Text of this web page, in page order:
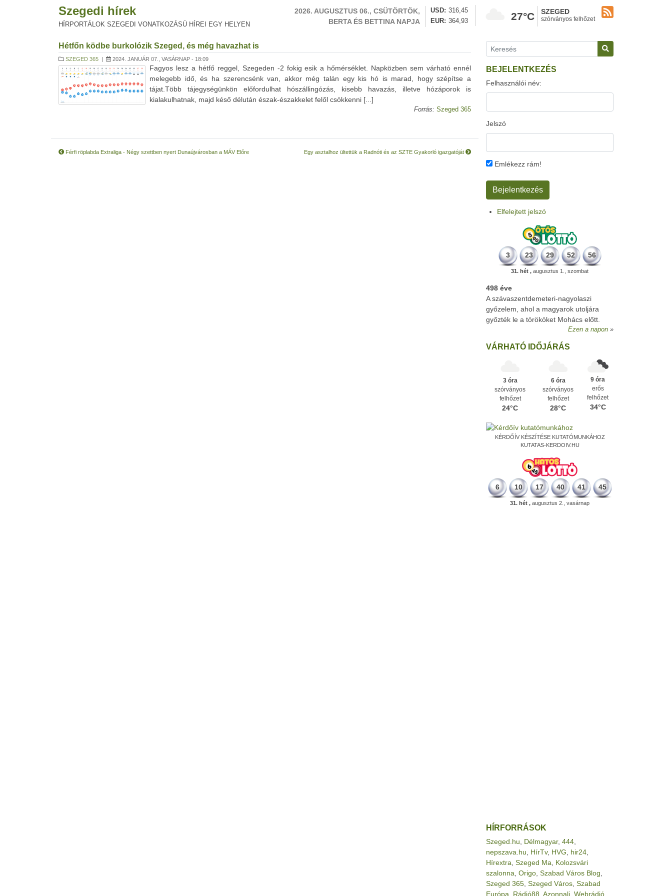
Szegedi hírek
HÍRPORTÁLOK SZEGEDI VONATKOZÁSÚ HÍREI EGY HELYEN
2026. AUGUSZTUS 06., CSÜTÖRTÖK,
BERTA ÉS BETTINA NAPJA
USD
316,45
EUR
364,93 27°C SZEGED
szórványos felhőzet
Hétfőn ködbe burkolózik Szeged, és még havazhat is
SZEGED 365 | 2024. JANUÁR 07., VASÁRNAP - 18:09
Fagyos lesz a hétfő reggel, Szegeden -2 fokig esik a hőmérséklet. Napközben sem várható ennél
melegebb idő, és ha szerencsénk van, akkor még talán egy kis hó is marad, hogy szépítse a
tájat.Több tájegységünkön előfordulhat hószállingózás, kisebb havazás, illetve hózáporok is
kialakulhatnak, majd késő délután észak-északkelet felől csökkenni [...]
Forrás: Szeged 365
Férfi röplabda Extraliga - Négy szettben nyert Dunaújvárosban a MÁV Előre Egy asztalhoz ültettük a Radnóti és az SZTE Gyakorló igazgatóját
BEJELENTKEZÉS
Felhasználói név:
Jelszó
Emlékezz rám!
Elfelejtett jelszó
3 23 29 52 56
31. hét , augusztus 1., szombat
498 éve
A szávaszentdemeteri-nagyolaszi
győzelem, ahol a magyarok utoljára
győzték le a törököket Mohács előtt.
Ezen a napon
VÁRHATÓ IDŐJÁRÁS
3 óra
szórványos
felhőzet
24°C
6 óra
szórványos
felhőzet
28°C
9 óra
erős
felhőzet
34°C
KÉRDŐÍV KÉSZÍTÉSE KUTATÓMUNKÁHOZ
KUTATAS-KERDOIV.HU
6 10 17 40 41 45
31. hét , augusztus 2., vasárnap
HÍRFORRÁSOK
Szeged.hu Délmagyar, 444
nepszava.hu
HírTv, HVG hir24
Hírextra Szeged Ma
Kolozsvári
szalonna Origo Szabad Város Blog
Szeged 365 Szeged Város Szabad
Európa
Rádió88 Azonnali Webrádió